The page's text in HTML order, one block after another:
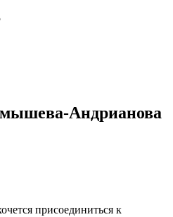
Андрианова
присоединиться к